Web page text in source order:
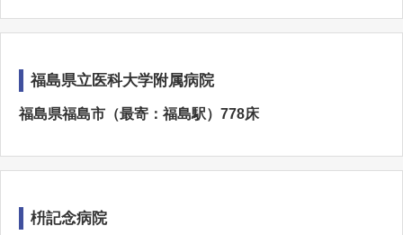
福島県立医科大学附属病院
福島県福島市（最寄：福島駅）778床
枡記念病院